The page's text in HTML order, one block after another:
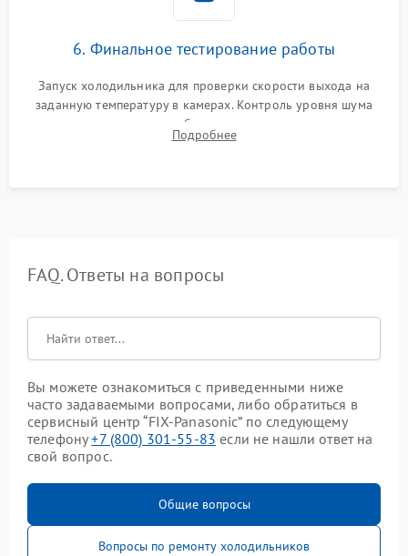
6. Финальное тестирование работы
Запуск холодильника для проверки скорости выхода на
заданную температуру в камерах. Контроль уровня шума
компрессора, отсутствия обмерзания стенок и корректного
срабатывания системы автоматической оттайки.
Подробнее
FAQ. Ответы на вопросы
Вы можете ознакомиться с приведенными ниже
часто задаваемыми вопросами, либо обратиться в
сервисный центр “FIX-Panasonic” по следующему
телефону+7 (800) 301-55-83 если не нашли ответ на
свой вопрос.
Общие вопросы
Вопросы по ремонту холодильников